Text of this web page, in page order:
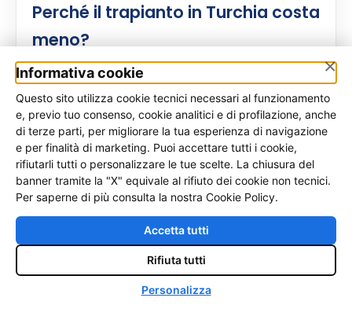
Perché il trapianto in Turchia costa
meno?
I motivi possono essere diversi: volumi elevati
di pazienti, organizzazione orientata ai
pacchetti, differenze di mercato, costi generali
differenti e talvolta una maggiore
standardizzazione del percorso. Questo non
significa automaticamente bassa qualità, ma
rende ancora più importante capire chi
esegue davvero le fasi cruciali dell’intervento
e quale assistenza sia prevista dopo il rientro.
×
Informativa cookie
Questo sito utilizza cookie tecnici necessari al funzionamento
e, previo tuo consenso, cookie analitici e di profilazione, anche
di terze parti, per migliorare la tua esperienza di navigazione
e per finalità di marketing. Puoi accettare tutti i cookie,
rifiutarli tutti o personalizzare le tue scelte. La chiusura del
banner tramite la "X" equivale al rifiuto dei cookie non tecnici.
Per saperne di più consulta la nostra Cookie Policy.
Accetta tutti
Rifiuta tutti
Personalizza ♿